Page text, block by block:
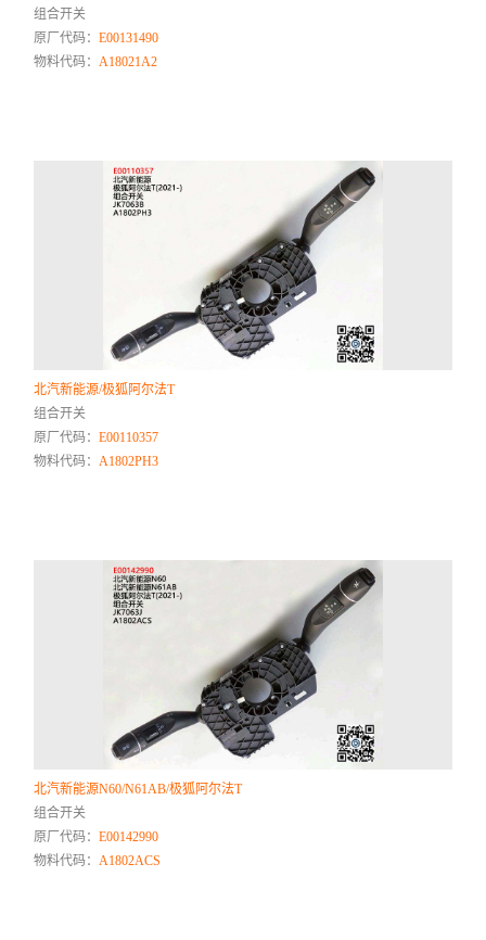
组合开关
原厂代码：E00131490
物料代码：A18021A2
北汽新能源/极狐阿尔法T
组合开关
原厂代码：E00110357
物料代码：A1802PH3
北汽新能源N60/N61AB/极狐阿尔法T
组合开关
原厂代码：E00142990
物料代码：A1802ACS